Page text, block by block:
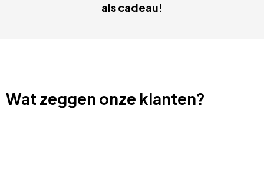
als cadeau!
Wat zeggen onze klanten?